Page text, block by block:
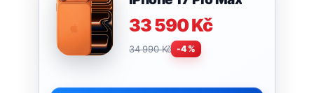
33 590 Kč
34 990 Kč -4 %